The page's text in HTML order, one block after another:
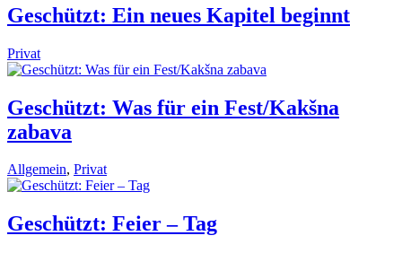
Geschützt: Ein neues Kapitel beginnt
Privat
Geschützt: Was für ein Fest/Kakšna
zabava
Allgemein, Privat
Geschützt: Feier – Tag